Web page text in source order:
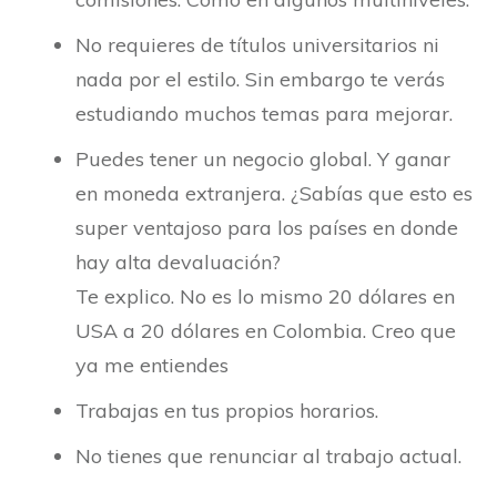
No requieres de títulos universitarios ni
nada por el estilo. Sin embargo te verás
estudiando muchos temas para mejorar.
Puedes tener un negocio global. Y ganar
en moneda extranjera. ¿Sabías que esto es
super ventajoso para los países en donde
hay alta devaluación?
Te explico. No es lo mismo 20 dólares en
USA a 20 dólares en Colombia. Creo que
ya me entiendes
Trabajas en tus propios horarios.
No tienes que renunciar al trabajo actual.